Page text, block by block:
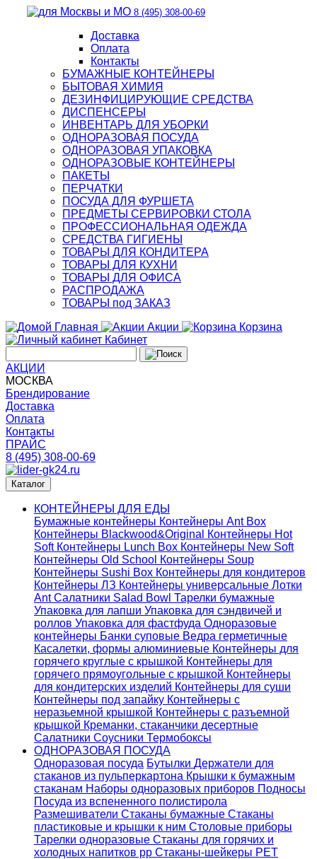
8 (495) 308-00-69
Доставка
Оплата
Контакты
БУМАЖНЫЕ КОНТЕЙНЕРЫ
БЫТОВАЯ ХИМИЯ
ДЕЗИНФИЦИРУЮЩИЕ СРЕДСТВА
ДИСПЕНСЕРЫ
ИНВЕНТАРЬ ДЛЯ УБОРКИ
ОДНОРАЗОВАЯ ПОСУДА
ОДНОРАЗОВАЯ УПАКОВКА
ОДНОРАЗОВЫЕ КОНТЕЙНЕРЫ
ПАКЕТЫ
ПЕРЧАТКИ
ПОСУДА ДЛЯ ФУРШЕТА
ПРЕДМЕТЫ СЕРВИРОВКИ СТОЛА
ПРОФЕССИОНАЛЬНАЯ ОДЕЖДА
СРЕДСТВА ГИГИЕНЫ
ТОВАРЫ ДЛЯ КОНДИТЕРА
ТОВАРЫ ДЛЯ КУХНИ
ТОВАРЫ ДЛЯ ОФИСА
РАСПРОДАЖА
ТОВАРЫ под ЗАКАЗ
Главная
Акции
Корзина
Кабинет
АКЦИИ
МОСКВА
Брендирование
Доставка
Оплата
Контакты
ПРАЙС
8 (495) 308-00-69
Каталог
КОНТЕЙНЕРЫ ДЛЯ ЕДЫ
Бумажные контейнеры Контейнеры Ant Box
Контейнеры Blackwood&Original
Контейнеры Hot
Soft Контейнеры Lunch Box Контейнеры New Soft
Контейнеры Old School Контейнеры Soup
Контейнеры Sushi Box Контейнеры для кондитеров
Контейнеры ЛЗ Контейнеры универсальные Лотки
AntСалатники Salad Bowl Тарелки бумажные
Упаковка для лапши Упаковка для сэндвичей и
роллов Упаковка для фастфуда Одноразовые
контейнеры Банки суповые Ведра герметичные
Касалетки, формы алюминиевые Контейнеры для
горячего круглые с крышкой Контейнеры для
горячего прямоугольные с крышкой Контейнеры
для кондитерских изделий Контейнеры для суши
Контейнеры под запайку Контейнеры с
неразьемной крышкой Контейнеры с разъемной
крышкой Креманки, стаканчики десертные
Салатники Соусники Термобоксы
ОДНОРАЗОВАЯ ПОСУДА
Одноразовая посуда Бутылки Держатели для
стаканов из пульперкартона Крышки к бумажным
стаканам Наборы одноразовых приборов Подносы
Посуда из вспененного полистирола
Размешиватели Стаканы бумажные Стаканы
пластиковые и крышки к ним Столовые приборы
Тарелки одноразовые Стаканы для горячих и
холодных напитков pp Стаканы-шейкеры PET